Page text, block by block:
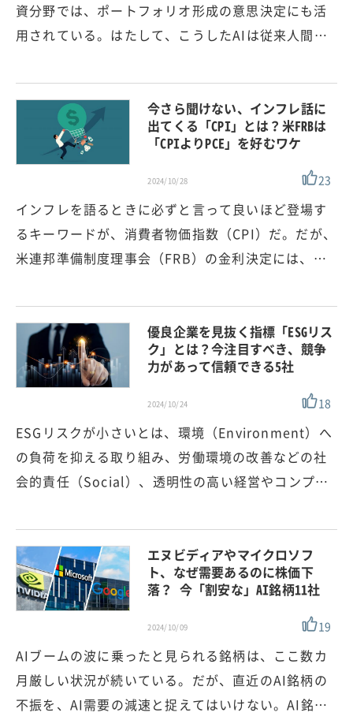
資分野では、ポートフォリオ形成の意思決定にも活
用されている。はたして、こうしたAIは従来人間…
今さら聞けない、インフレ話に
出てくる「CPI」とは？米FRBは
「CPIよりPCE」を好むワケ
2024/10/28 23
インフレを語るときに必ずと言って良いほど登場す
るキーワードが、消費者物価指数（CPI）だ。だが、
米連邦準備制度理事会（FRB）の金利決定には、…
優良企業を見抜く指標「ESGリス
ク」とは？今注目すべき、競争
力があって信頼できる5社
2024/10/24 18
ESGリスクが小さいとは、環境（Environment）へ
の負荷を抑える取り組み、労働環境の改善などの社
会的責任（Social）、透明性の高い経営やコンプ…
エヌビディアやマイクロソフ
ト、なぜ需要あるのに株価下
落？ 今「割安な」AI銘柄11社
2024/10/09 19
AIブームの波に乗ったと見られる銘柄は、ここ数カ
月厳しい状況が続いている。だが、直近のAI銘柄の
不振を、AI需要の減速と捉えてはいけない。AI銘…